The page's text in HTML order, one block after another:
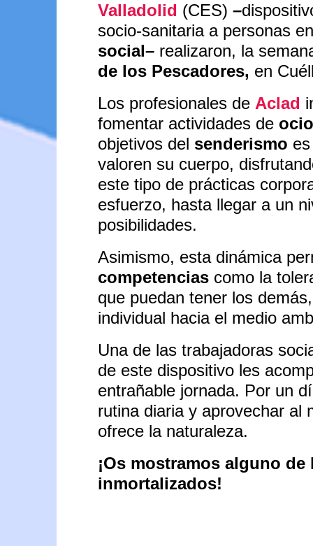
Valladolid (CES) –
socio-sanitaria a personas
social– realizaron, la
de los Pescadores, en
Los profesionales de Aclad
fomentar actividades de
objetivos del senderismo
valoren su cuerpo,
este tipo de prácticas
esfuerzo, hasta llegar a un
posibilidades.
Asimismo, esta dinámica
competencias como la
que puedan tener los
individual hacia el medio
Una de las trabajadoras
de este dispositivo les
entrañable jornada. Por un
rutina diaria y aprovechar al
ofrece la naturaleza.
¡Os mostramos alguno
inmortalizados!